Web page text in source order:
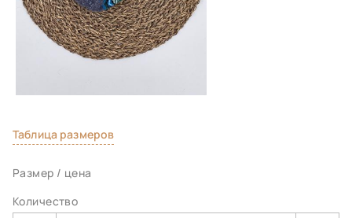
Таблица размеров
Размер / цена
Количество